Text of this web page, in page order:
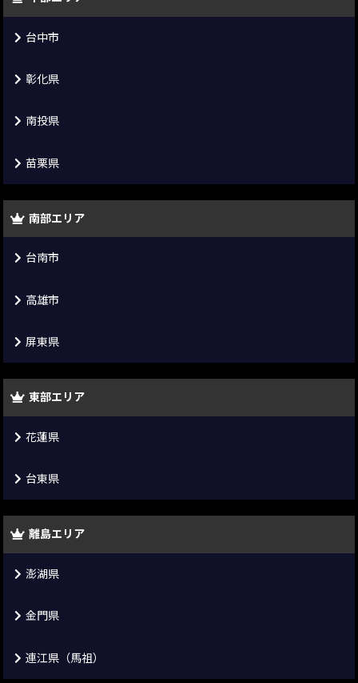
台中市
彰化県
南投県
苗栗県
南部エリア
台南市
高雄市
屏東県
東部エリア
花蓮県
台東県
離島エリア
澎湖県
金門県
連江県（馬祖）